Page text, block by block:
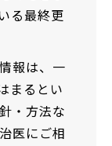
る最終更
報は、一
まるとい
・方法な
医にご相